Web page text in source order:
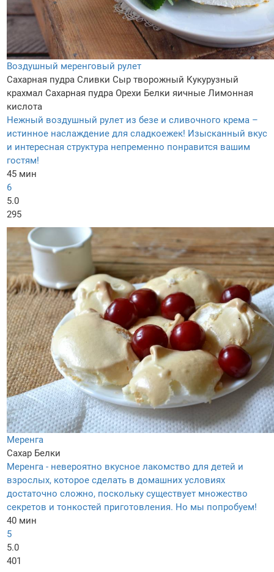
Воздушный меренговый рулет
Сахарная пудра Сливки Сыр творожный Кукурузный
крахмал Сахарная пудра Орехи Белки яичные Лимонная
кислота
Нежный воздушный рулет из безе и сливочного крема –
истинное наслаждение для сладкоежек! Изысканный вкус
и интересная структура непременно понравится вашим
гостям!
45 мин
6
5.0
295
Меренга
Сахар Белки
Меренга - невероятно вкусное лакомство для детей и
взрослых, которое сделать в домашних условиях
достаточно сложно, поскольку существует множество
секретов и тонкостей приготовления. Но мы попробуем!
40 мин
5
5.0
401